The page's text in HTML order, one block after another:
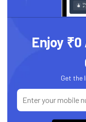
Enjoy
Get the